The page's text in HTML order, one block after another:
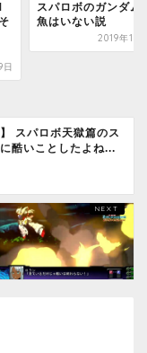
スパロボのガンダム
魚はいない説
2019年11
スパロボ天獄篇のス
酷いことしたよね...